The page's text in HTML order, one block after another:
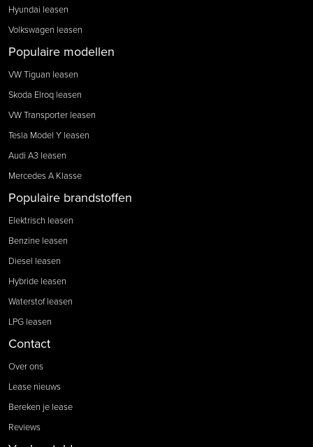
Hyundai leasen
Volkswagen leasen
Populaire modellen
VW Tiguan leasen
Skoda Elroq leasen
VW Transporter leasen
Tesla Model Y leasen
Audi A3 leasen
Mercedes A Klasse
Populaire brandstoffen
Elektrisch leasen
Benzine leasen
Diesel leasen
Hybride leasen
Waterstof leasen
LPG leasen
Contact
Over ons
Lease nieuws
Bereken je lease
Reviews